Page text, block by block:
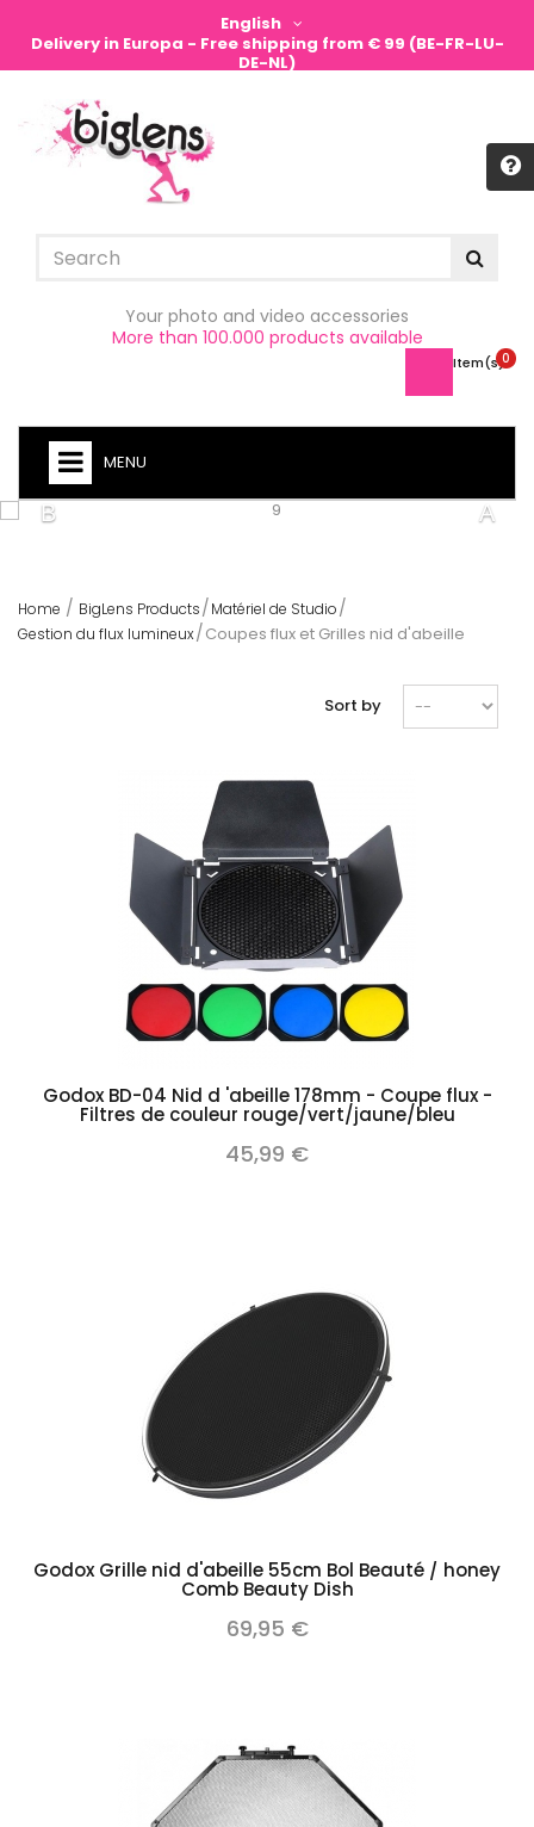
English
Delivery in Europa - Free shipping from € 99 (BE-FR-LU-
DE-NL)
Your photo and video accessories
More than 100.000 products available
0
Item(s) -
MENU
Home BigLens Products
Matériel de Studio
Gestion du flux lumineux
Coupes flux et Grilles nid d'abeille
Sort by
Godox BD-04 Nid d 'abeille 178mm - Coupe flux -
Filtres de couleur rouge/vert/jaune/bleu
45,99 €
Godox Grille nid d'abeille 55cm Bol Beauté / honey
Comb Beauty Dish
69,95 €